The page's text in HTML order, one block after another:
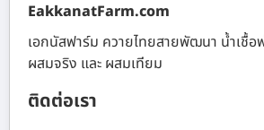
EakkanatFarm.com
เอกนัสฟาร์ม ควายไทยสายพัฒนา น้ำเชื้
ผสมจริง และ ผสมเทียม
ติดต่อเรา